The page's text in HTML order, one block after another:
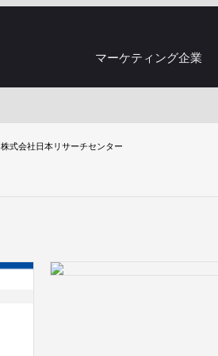
マーケティング企業
株式会社日本リサーチセンター